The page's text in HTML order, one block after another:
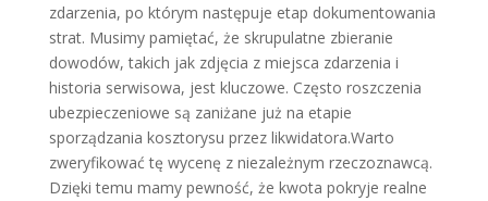
zdarzenia, po którym następuje etap dokumentowania
strat. Musimy pamiętać, że skrupulatne zbieranie
dowodów, takich jak zdjęcia z miejsca zdarzenia i
historia serwisowa, jest kluczowe. Często roszczenia
ubezpieczeniowe są zaniżane już na etapie
sporządzania kosztorysu przez likwidatora.Warto
zweryfikować tę wycenę z niezależnym rzeczoznawcą.
Dzięki temu mamy pewność, że kwota pokryje realne